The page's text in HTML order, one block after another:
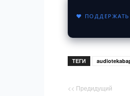
♥ ПОДДЕРЖАТЬ
ТЕГИ
<< Предидущий